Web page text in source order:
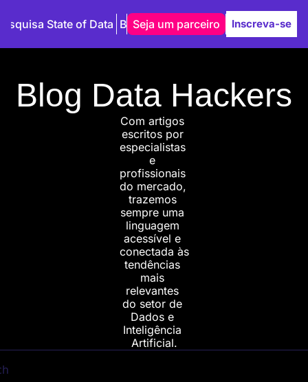
State of Data Blog Autores
Seja um parceiro Inscreva-se
Blog Data Hackers
Com artigos
escritos por
especialistas
e
profissionais
do mercado,
trazemos
sempre uma
linguagem
acessível e
conectada às
tendências
mais
relevantes
do setor de
Dados e
Inteligência
Artificial.